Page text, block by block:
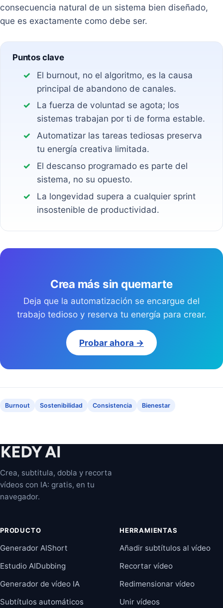
consecuencia natural de un sistema bien diseñado,
que es exactamente como debe ser.
Puntos clave
El burnout, no el algoritmo, es la causa
principal de abandono de canales.
La fuerza de voluntad se agota; los
sistemas trabajan por ti de forma estable.
Automatizar las tareas tediosas preserva
tu energía creativa limitada.
El descanso programado es parte del
sistema, no su opuesto.
La longevidad supera a cualquier sprint
insostenible de productividad.
Crea más sin quemarte
Deja que la automatización se encargue del
trabajo tedioso y reserva tu energía para crear.
Probar ahora →
Burnout Sostenibilidad Consistencia Bienestar
Crea, subtitula, dobla y recorta
vídeos con IA: gratis, en tu
navegador.
PRODUCTO
Generador AIShort
Estudio AIDubbing
Generador de vídeo IA
Subtítulos automáticos
HERRAMIENTAS
Añadir subtítulos al vídeo
Recortar vídeo
Redimensionar vídeo
Unir vídeos